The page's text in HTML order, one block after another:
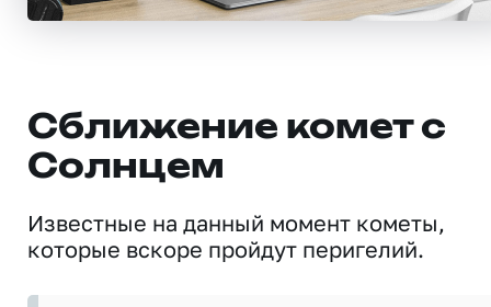
Сближение комет с
Солнцем
Известные на данный момент кометы,
которые вскоре пройдут перигелий.